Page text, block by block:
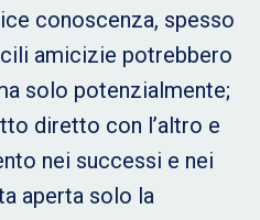
conoscenza, spesso
amicizie potrebbero
solo potenzialmente;
diretto con l’altro e
nei successi e nei
aperta solo la